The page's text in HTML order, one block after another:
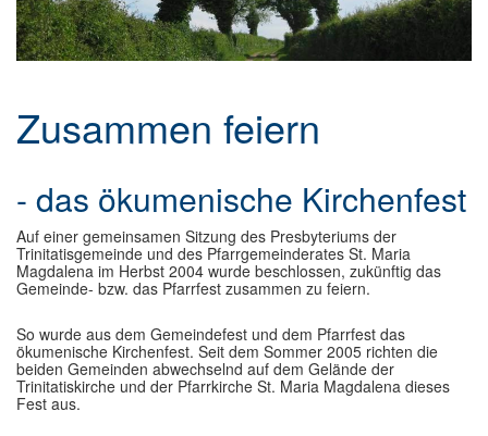
Zusammen feiern
- das ökumenische Kirchenfest
Auf einer gemeinsamen Sitzung des Presbyteriums der
Trinitatisgemeinde und des Pfarrgemeinderates St. Maria
Magdalena im Herbst 2004 wurde beschlossen, zukünftig das
Gemeinde- bzw. das Pfarrfest zusammen zu feiern.
So wurde aus dem Gemeindefest und dem Pfarrfest das
ökumenische Kirchenfest. Seit dem Sommer 2005 richten die
beiden Gemeinden abwechselnd auf dem Gelände der
Trinitatiskirche und der Pfarrkirche St. Maria Magdalena dieses
Fest aus.